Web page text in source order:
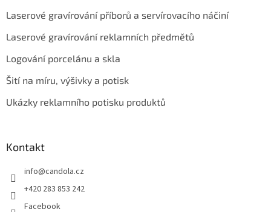
Laserové gravírování příborů a servírovacího náčiní
Laserové gravírování reklamních předmětů
Logování porcelánu a skla
Šití na míru, výšivky a potisk
Ukázky reklamního potisku produktů
Kontakt
info@candola.cz
+420 283 853 242
Facebook